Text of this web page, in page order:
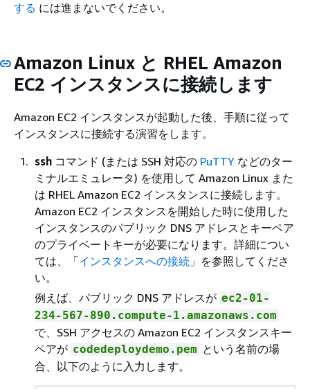
する には進まないでください。
Amazon Linux と RHEL Amazon
EC2 インスタンスに接続します
Amazon EC2 インスタンスが起動した後、手順に従って
インスタンスに接続する演習をします。
ssh コマンド (または SSH 対応の PuTTY などのター
ミナルエミュレータ) を使用して Amazon Linux また
は RHEL Amazon EC2 インスタンスに接続します。
Amazon EC2 インスタンスを開始した時に使用した
インスタンスのパブリック DNS アドレスとキーペア
のプライベートキーが必要になります。詳細につい
ては、「インスタンスへの接続 」を参照してくださ
い。
例えば、パブリック DNS アドレスが ec2-01-
234-567-890.compute-1.amazonaws.com
で、SSH アクセスの Amazon EC2 インスタンスキー
ペアが codedeploydemo.pem という名前の場
合、以下のように入力します。